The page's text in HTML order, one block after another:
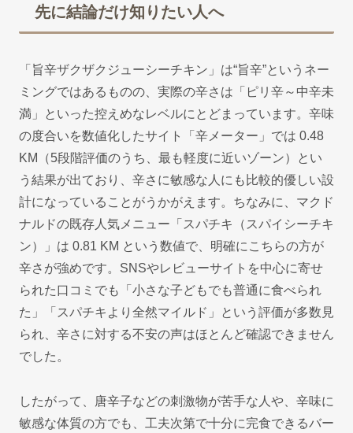
先に結論だけ知りたい人へ
「旨辛ザクザクジューシーチキン」は“旨辛”というネー
ミングではあるものの、実際の辛さは「ピリ辛～中辛未
満」といった控えめなレベルにとどまっています。辛味
の度合いを数値化したサイト「辛メーター」では 0.48
KM（5段階評価のうち、最も軽度に近いゾーン）とい
う結果が出ており、辛さに敏感な人にも比較的優しい設
計になっていることがうかがえます。ちなみに、マクド
ナルドの既存人気メニュー「スパチキ（スパイシーチキ
ン）」は 0.81 KM という数値で、明確にこちらの方が
辛さが強めです。SNSやレビューサイトを中心に寄せ
られた口コミでも「小さな子どもでも普通に食べられ
た」「スパチキより全然マイルド」という評価が多数見
られ、辛さに対する不安の声はほとんど確認できません
でした。
したがって、唐辛子などの刺激物が苦手な人や、辛味に
敏感な体質の方でも、工夫次第で十分に完食できるバー